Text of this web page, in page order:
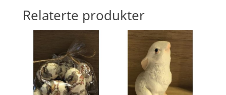
Relaterte produkter